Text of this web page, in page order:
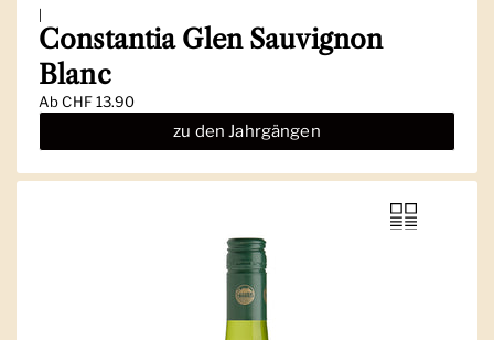
Constantia Glen Sauvignon
Blanc
AbCHF 13.90
zu den Jahrgängen